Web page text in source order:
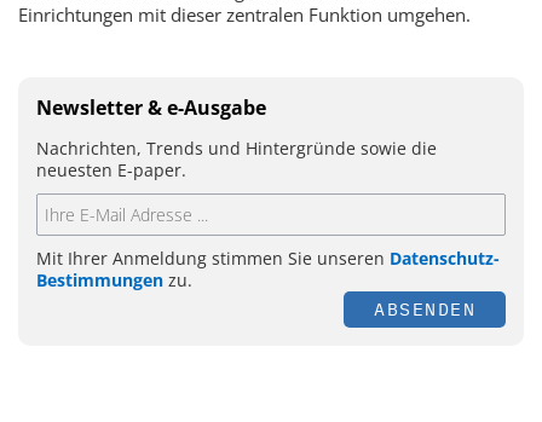
Einrichtungen mit dieser zentralen Funktion umgehen.
Newsletter & e-Ausgabe
Nachrichten, Trends und Hintergründe sowie die
neuesten E-paper.
Mit Ihrer Anmeldung stimmen Sie unseren Datenschutz-
Bestimmungen zu.
ABSENDEN